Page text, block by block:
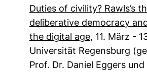
Duties of civility? Rawls’s
deliberative democracy
the digital age, 11. März -
Universität Regensburg
Prof. Dr. Daniel Eggers und